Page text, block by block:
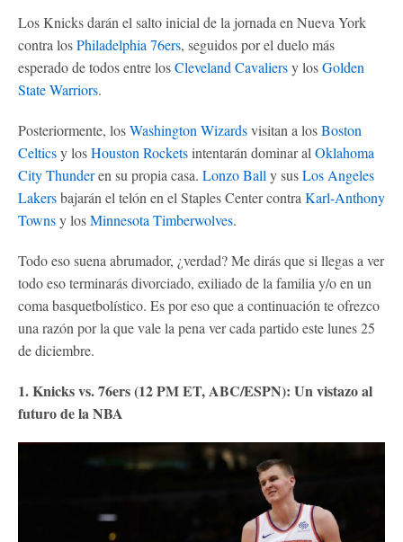
Los Knicks darán el salto inicial de la jornada en Nueva York
contra losPhiladelphia 76ers, seguidos por el duelo más
esperado de todos entre losCleveland Cavaliersy losGolden
State Warriors.
Posteriormente, losWashington Wizardsvisitan a losBoston
Celticsy losHouston Rocketsintentarán dominar al Oklahoma
City Thunderen su propia casa. Lonzo Ball y susLos Angeles
Lakersbajarán el telón en el Staples Center contra Karl-Anthony
Townsy losMinnesota Timberwolves.
Todo eso suena abrumador, ¿verdad? Me dirás que si llegas a ver
todo eso terminarás divorciado, exiliado de la familia y/o en un
coma basquetbolístico. Es por eso que a continuación te ofrezco
una razón por la que vale la pena ver cada partido este lunes 25
de diciembre.
1. Knicks vs. 76ers (12 PM ET, ABC/ESPN): Un vistazo al
futuro de la NBA